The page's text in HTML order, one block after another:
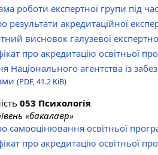
роботи експертної групи під
результати акредитаційної
висновок галузевої
про акредитацію освітньої
Національного агентства із
(PDF, 41.2 KiB)
053 Психологія
«бакалавр»
самооцінювання освітньої
про акредитацію освітньої